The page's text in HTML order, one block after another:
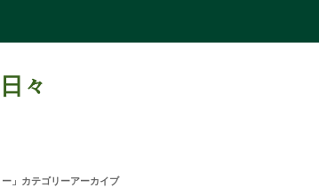
々
」カテゴリーアーカイブ